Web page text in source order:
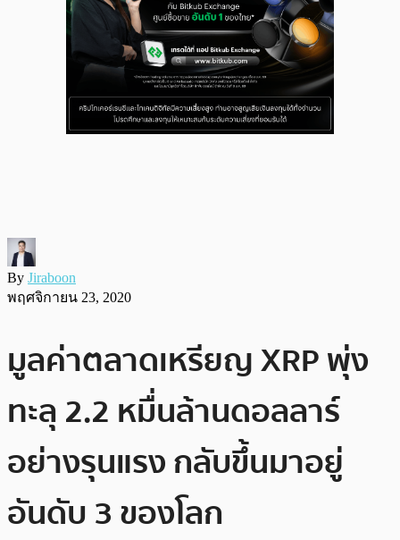
By Jiraboon
พฤศจิกายน 23, 2020
มูลค่าตลาดเหรียญ XRP พุ่ง
ทะลุ 2.2 หมื่นล้านดอลลาร์
อย่างรุนแรง กลับขึ้นมาอยู่
อันดับ 3 ของโลก